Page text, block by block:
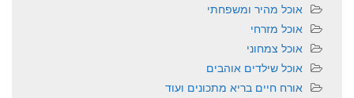
אוכל מהיר ומשפחתי
אוכל מזרחי
אוכל צמחוני
אוכל שילדים אוהבים
אורח חיים בריא מתכונים ועוד